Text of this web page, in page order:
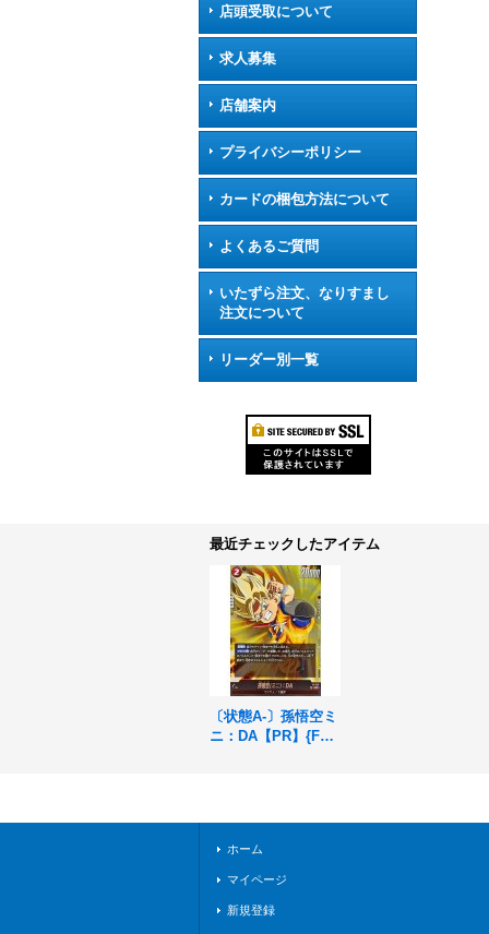
店頭受取について
求人募集
店舗案内
プライバシーポリシー
カードの梱包方法について
よくあるご質問
いたずら注文、なりすまし
注文について
リーダー別一覧
最近チェックしたアイテム
〔状態A-〕孫悟空ミ
ニ：DA【PR】{FP-
ホーム
マイページ
新規登録